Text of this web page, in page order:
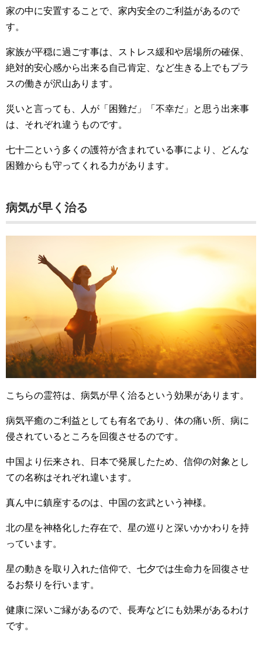
家の中に安置することで、家内安全のご利益があるので
す。
家族が平穏に過ごす事は、ストレス緩和や居場所の確保、
絶対的安心感から出来る自己肯定、など生きる上でもプラ
スの働きが沢山あります。
災いと言っても、人が「困難だ」「不幸だ」と思う出来事
は、それぞれ違うものです。
七十二という多くの護符が含まれている事により、どんな
困難からも守ってくれる力があります。
病気が早く治る
こちらの霊符は、病気が早く治るという効果があります。
病気平癒のご利益としても有名であり、体の痛い所、病に
侵されているところを回復させるのです。
中国より伝来され、日本で発展したため、信仰の対象とし
ての名称はそれぞれ違います。
真ん中に鎮座するのは、中国の玄武という神様。
北の星を神格化した存在で、星の巡りと深いかかわりを持
っています。
星の動きを取り入れた信仰で、七夕では生命力を回復させ
るお祭りを行います。
健康に深いご縁があるので、長寿などにも効果があるわけ
です。